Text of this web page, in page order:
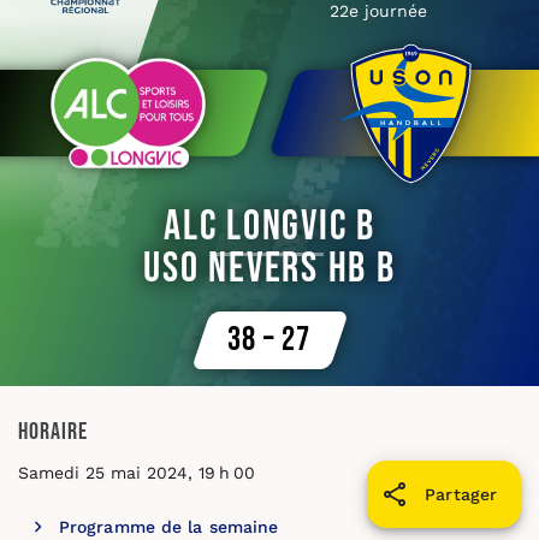
22e journée
ALC Longvic B
USO Nevers HB B
38 – 27
Horaire
Partager
Samedi 25 mai 2024, 19 h 00
Programme de la semaine